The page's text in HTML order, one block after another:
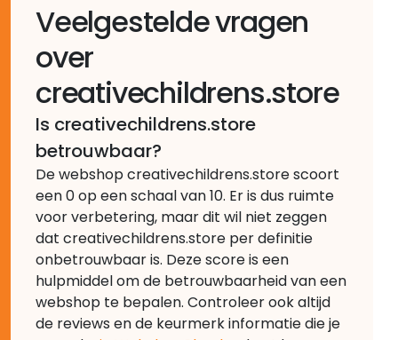
Veelgestelde vragen
over
creativechildrens.store
Is creativechildrens.store
betrouwbaar?
De webshop creativechildrens.store scoort
een 0 op een schaal van 10. Er is dus ruimte
voor verbetering, maar dit wil niet zeggen
dat creativechildrens.store per definitie
onbetrouwbaar is. Deze score is een
hulpmiddel om de betrouwbaarheid van een
webshop te bepalen. Controleer ook altijd
de reviews en de keurmerk informatie die je